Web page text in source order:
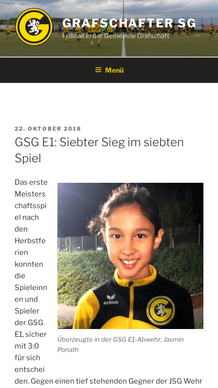
Zum
Inhalt
springen
GRAFSCHAFTER SG
Fußball in der Gemeinde Grafschaft
Menü
VERÖFFENTLICHT
AM
22. OKTOBER 2018
GSG E1: Siebter Sieg im siebten
Spiel
Überzeugte in der GSG E1-Abwehr: Jasmin
Ponath
Das erste
Meisters
chaftsspi
el nach
den
Herbstfe
rien
konnten
die
Spieleinn
en und
Spieler
der GSG
E1, sicher
mit 3:0
für sich
entschei
den. Gegen einen tief stehenden Gegner der JSG Wehr